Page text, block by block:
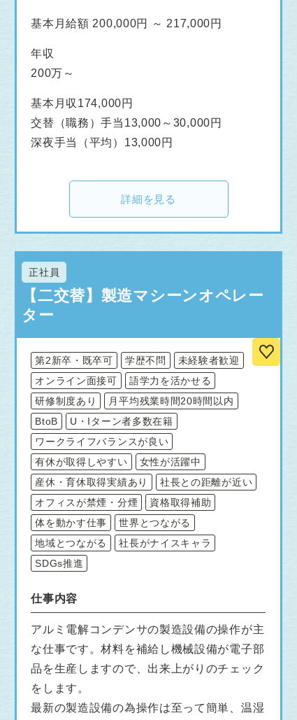
基本月給額 200,000円 ～ 217,000円
年収
200万～
基本月収174,000円
交替（職務）手当13,000～30,000円
深夜手当（平均）13,000円
詳細を見る
正社員
【二交替】製造マシーンオペレー
ター
第2新卒・既卒可 学歴不問
未経験者歓迎
オンライン面接可
語学力を活かせる
研修制度あり
月平均残業時間20時間以内
BtoB
U・Iターン者多数在籍
ワークライフバランスが良い
有休が取得しやすい
女性が活躍中
産休・育休取得実績あり
社長との距離が近い
オフィスが禁煙・分煙
資格取得補助
体を動かす仕事
世界とつながる
地域とつながる
社長がナイスキャラ
SDGs推進
仕事内容
アルミ電解コンデンサの製造設備の操作が主
な仕事です。材料を補給し機械設備が電子部
品を生産しますので、出来上がりのチェック
をします。
最新の製造設備の為操作は至って簡単、温湿